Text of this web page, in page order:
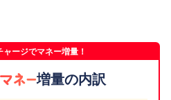
ージでマネー増量！
増量の内訳